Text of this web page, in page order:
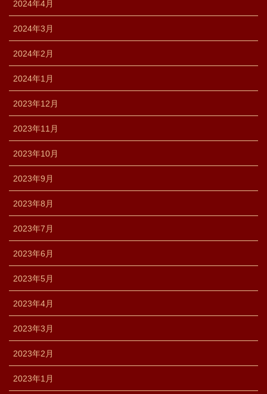
2024年4月
2024年3月
2024年2月
2024年1月
2023年12月
2023年11月
2023年10月
2023年9月
2023年8月
2023年7月
2023年6月
2023年5月
2023年4月
2023年3月
2023年2月
2023年1月